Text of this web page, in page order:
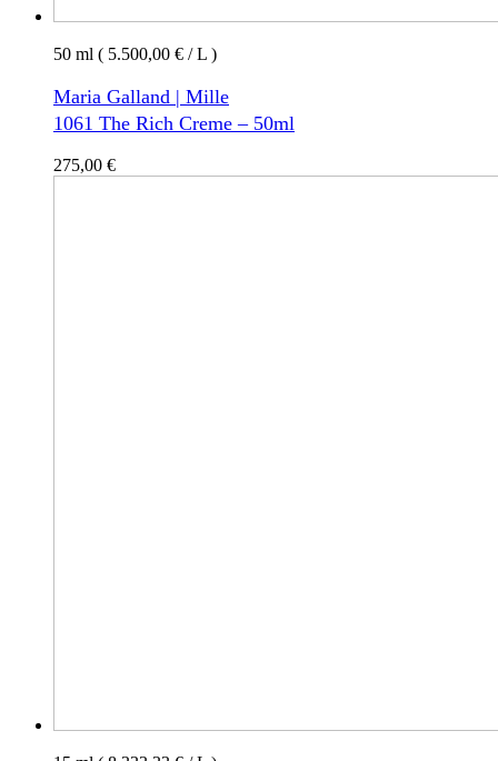
50 ml ( 5.500,00 € / L )
Maria Galland | Mille
1061 The Rich Creme – 50ml
275,00 €